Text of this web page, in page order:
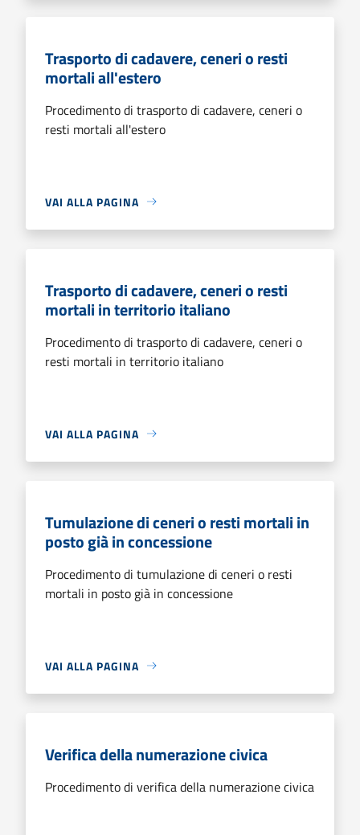
Trasporto di cadavere, ceneri o resti
mortali all'estero
Procedimento di trasporto di cadavere, ceneri o
resti mortali all'estero
VAI ALLA PAGINA
Trasporto di cadavere, ceneri o resti
mortali in territorio italiano
Procedimento di trasporto di cadavere, ceneri o
resti mortali in territorio italiano
VAI ALLA PAGINA
Tumulazione di ceneri o resti mortali in
posto già in concessione
Procedimento di tumulazione di ceneri o resti
mortali in posto già in concessione
VAI ALLA PAGINA
Verifica della numerazione civica
Procedimento di verifica della numerazione civica